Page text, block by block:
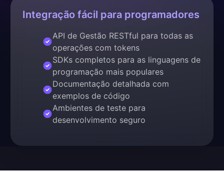
Integração fácil para programadores
API de Gestão RESTful para todas as
operações com tokens
SDKs completos para as linguagens de
programação mais populares
Documentação detalhada com
exemplos de código
Ambientes de teste para
desenvolvimento seguro